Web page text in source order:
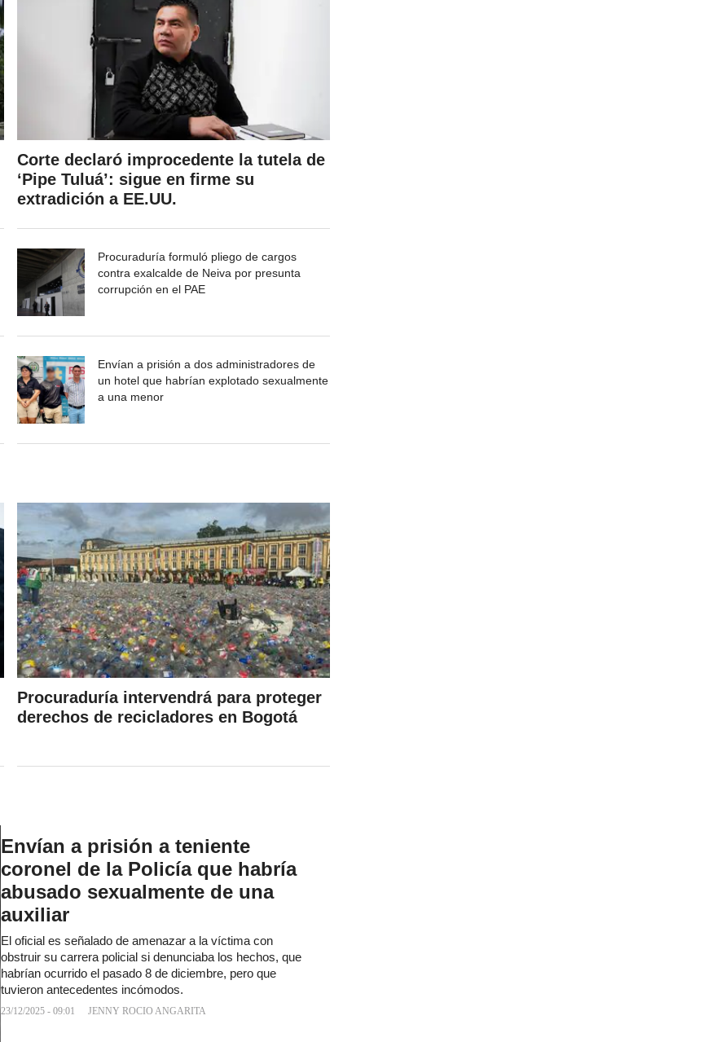
Corte declaró improcedente la tutela de
‘Pipe Tuluá’: sigue en firme su
extradición a EE.UU.
Procuraduría formuló pliego de cargos
contra exalcalde de Neiva por presunta
corrupción en el PAE
Envían a prisión a dos administradores de
un hotel que habrían explotado sexualmente
a una menor
Procuraduría intervendrá para proteger
derechos de recicladores en Bogotá
Envían a prisión a teniente
coronel de la Policía que habría
abusado sexualmente de una
auxiliar
El oficial es señalado de amenazar a la víctima con
obstruir su carrera policial si denunciaba los hechos, que
habrían ocurrido el pasado 8 de diciembre, pero que
tuvieron antecedentes incómodos.
23/12/2025 - 09:01 JENNY ROCIO ANGARITA